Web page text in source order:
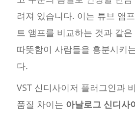
려져 있습니다. 이는 튜브 앰
트 앰프를 비교하는 것과 같
따뜻함이 사람들을 흥분시키
다.
VST 신디사이저 플러그인과
품질 차이는 아날로그 신디사